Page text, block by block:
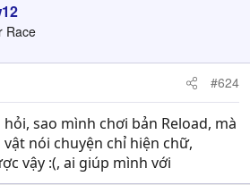
Race
#624
sao mình chơi bản Reload, mà
nói chuyện chỉ hiện chữ,
vậy :(, ai giúp mình với